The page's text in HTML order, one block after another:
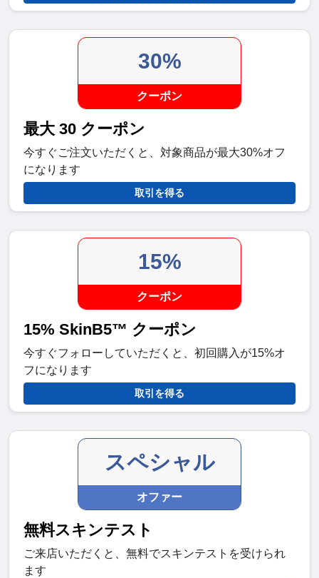
30%
クーポン
最大 30 クーポン
今すぐご注文いただくと、対象商品が最大30%オフ
になります
取引を得る
15%
クーポン
15% SkinB5™ クーポン
今すぐフォローしていただくと、初回購入が15%オ
フになります
取引を得る
スペシャル
オファー
無料スキンテスト
ご来店いただくと、無料でスキンテストを受けられ
ます